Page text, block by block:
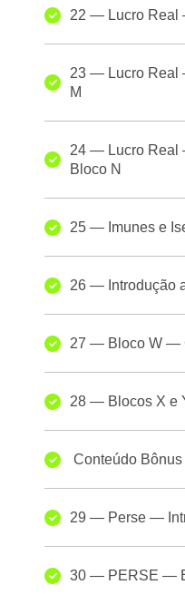
22 — Lucro Real
23 — Lucro
M
24 — Lucro Real
Bloco N
25 — Imunes e
26 — Introdução
27 — Bloco W —
28 — Blocos X e
Conteúdo Bônus
29 — Perse —
30 — PERSE —